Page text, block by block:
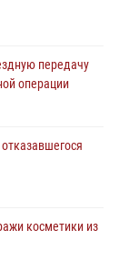
счет в
прошло пожарно-
передачу
операции
косметики из